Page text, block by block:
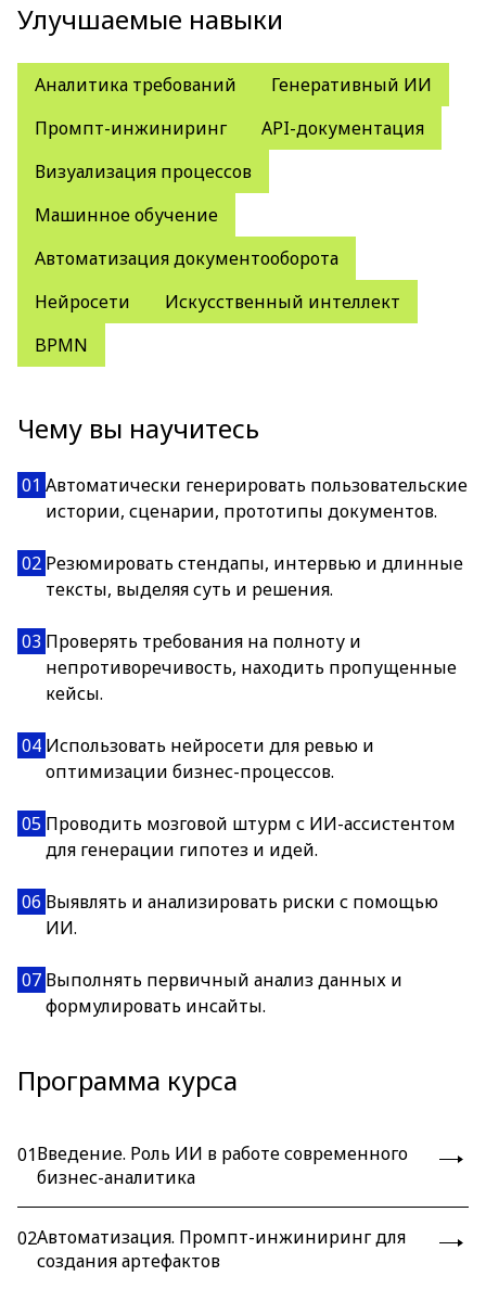
Улучшаемые навыки
Аналитика требований
Генеративный ИИ
Промпт-инжиниринг
API-документация
Визуализация процессов
Машинное обучение
Автоматизация документооборота
Нейросети
Искусственный интеллект
BPMN
Чему вы научитесь
01 Автоматически генерировать пользовательские
истории, сценарии, прототипы документов.
02 Резюмировать стендапы, интервью и длинные
тексты, выделяя суть и решения.
03 Проверять требования на полноту и
непротиворечивость, находить пропущенные
кейсы.
04 Использовать нейросети для ревью и
оптимизации бизнес-процессов.
05 Проводить мозговой штурм с ИИ-ассистентом
для генерации гипотез и идей.
06 Выявлять и анализировать риски с помощью
ИИ.
07 Выполнять первичный анализ данных и
формулировать инсайты.
Программа курса
01Введение. Роль ИИ в работе современного
бизнес-аналитика
02Автоматизация. Промпт-инжиниринг для
создания артефактов